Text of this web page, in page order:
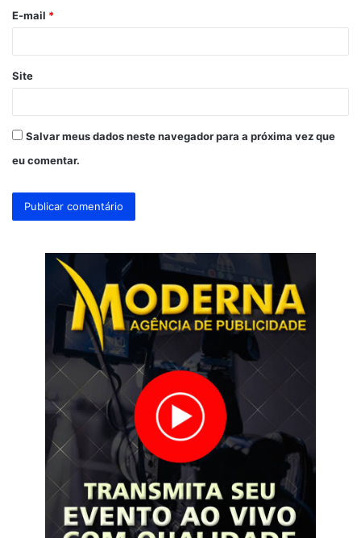
*
E-mail *
Site
Salvar meus dados neste navegador para a próxima vez que
eu comentar.